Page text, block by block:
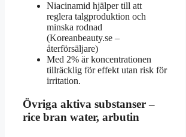
Niacinamid hjälper till att
reglera talgproduktion och
minska rodnad
(Koreanbeauty.se –
återförsäljare)
Med 2% är koncentrationen
tillräcklig för effekt utan risk för
irritation.
Övriga aktiva substanser –
rice bran water, arbutin